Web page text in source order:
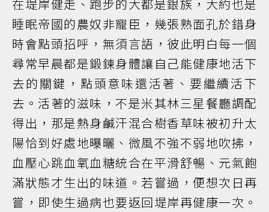
在堤岸健走、跑步的大都是銀族，大約也是
睡眠帝國的農奴非寵臣，幾張熟面孔於錯身
時會點頭招呼，無須言語，彼此明白每一個
尋常早晨都是鍛鍊身體讓自己能健康地活下
去的關鍵，點頭意味還活著、要繼續活下
去。活著的滋味，不是米其林三星餐廳調配
得出，那是熱身鹹汗混合樹香草味被初升太
陽恰到好處地曝曬、微風不強不弱地吹拂，
血壓心跳血氧血糖統合在平滑舒暢、元氣飽
滿狀態才生出的味道。若嘗過，便想次日再
嘗，即使生過病也要返回堤岸再健康一次。